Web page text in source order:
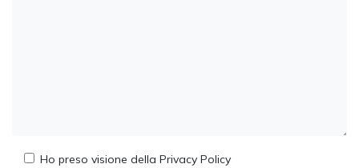
Ho preso visione della Privacy Policy